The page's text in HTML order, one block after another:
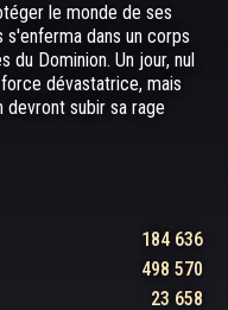
le monde de ses
dans un corps
du Dominion. Un jour, nul
dévastatrice, mais
devront subir sa rage
184 636
498 570
23 658